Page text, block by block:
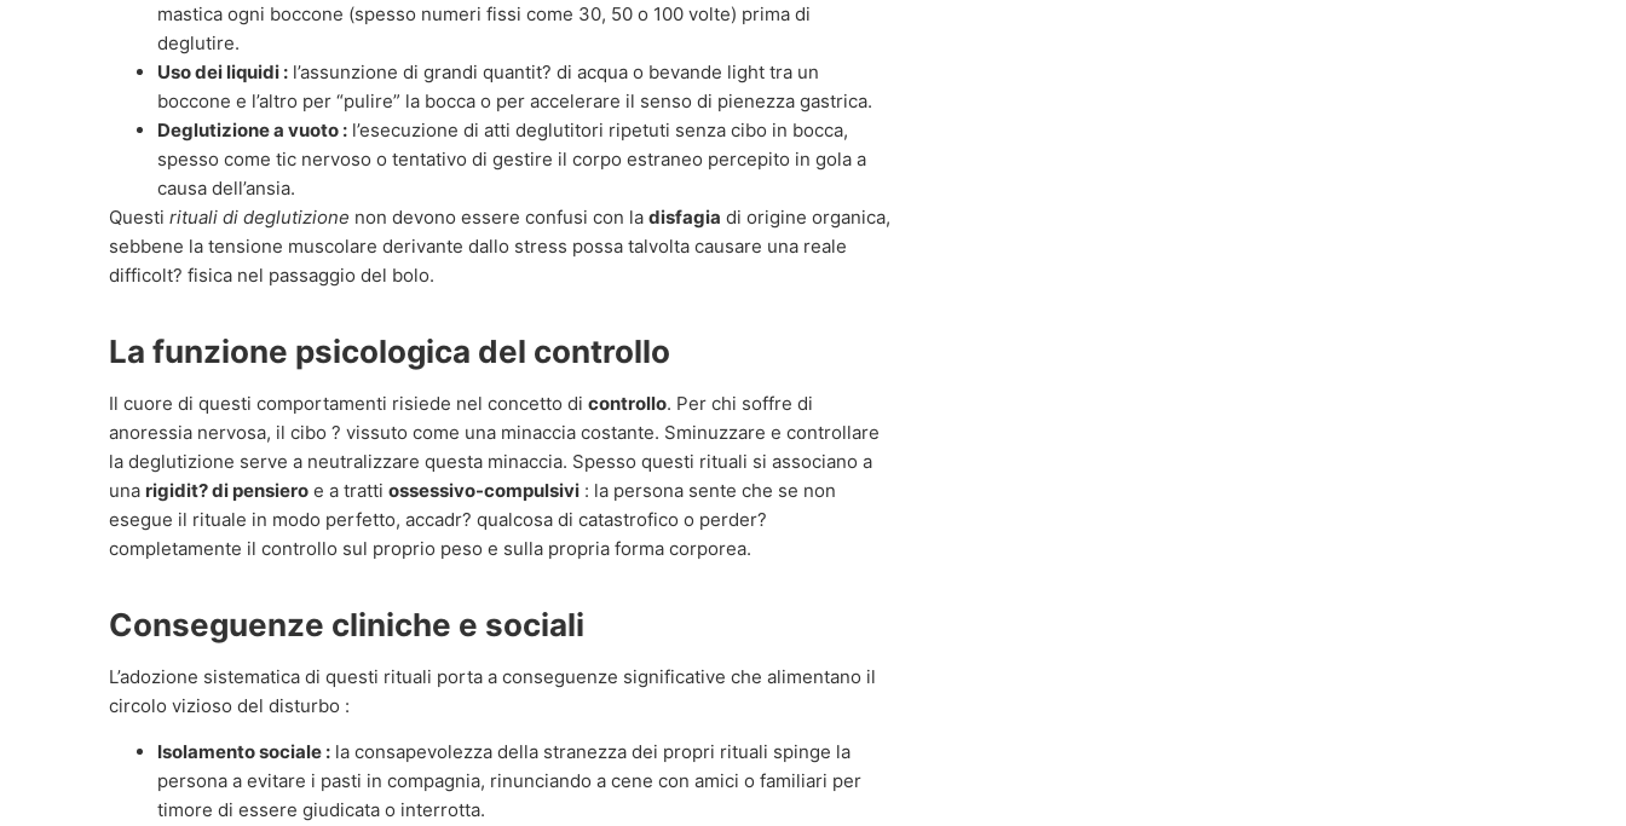
mastica ogni boccone (spesso numeri fissi come 30, 50 o 100 volte) prima di
deglutire.
Uso dei liquidi : l’assunzione di grandi quantit? di acqua o bevande light tra un
boccone e l’altro per “pulire” la bocca o per accelerare il senso di pienezza gastrica.
Deglutizione a vuoto : l’esecuzione di atti deglutitori ripetuti senza cibo in bocca,
spesso come tic nervoso o tentativo di gestire il corpo estraneo percepito in gola a
causa dell’ansia.
Questi rituali di deglutizione non devono essere confusi con la disfagia di origine organica,
sebbene la tensione muscolare derivante dallo stress possa talvolta causare una reale
difficolt? fisica nel passaggio del bolo.
La funzione psicologica del controllo
Il cuore di questi comportamenti risiede nel concetto di controllo. Per chi soffre di
anoressia nervosa, il cibo ? vissuto come una minaccia costante. Sminuzzare e controllare
la deglutizione serve a neutralizzare questa minaccia. Spesso questi rituali si associano a
una rigidit? di pensiero e a tratti ossessivo-compulsivi : la persona sente che se non
esegue il rituale in modo perfetto, accadr? qualcosa di catastrofico o perder?
completamente il controllo sul proprio peso e sulla propria forma corporea.
Conseguenze cliniche e sociali
L’adozione sistematica di questi rituali porta a conseguenze significative che alimentano il
circolo vizioso del disturbo :
Isolamento sociale : la consapevolezza della stranezza dei propri rituali spinge la
persona a evitare i pasti in compagnia, rinunciando a cene con amici o familiari per
timore di essere giudicata o interrotta.